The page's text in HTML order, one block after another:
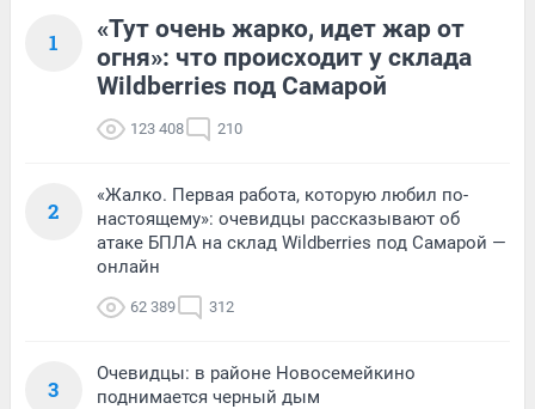
1
«Тут очень жарко, идет жар от
огня»: что происходит у склада
Wildberries под Самарой
123 408 210
2
«Жалко. Первая работа, которую любил по-
настоящему»: очевидцы рассказывают об
атаке БПЛА на склад Wildberries под Самарой —
онлайн
62 389 312
3
Очевидцы: в районе Новосемейкино
поднимается черный дым